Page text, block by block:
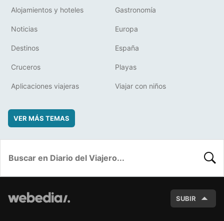
Alojamientos y hoteles Gastronomía
Noticias Europa
Destinos España
Cruceros Playas
Aplicaciones viajeras Viajar con niños
VER MÁS TEMAS
SUBIR